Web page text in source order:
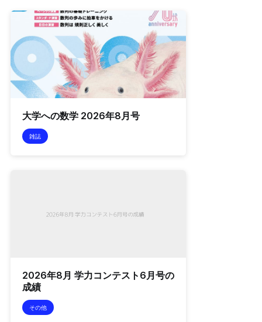
大学への数学 2026年8月号
雑誌
2026年8月 学力コンテスト6月号の
成績
その他